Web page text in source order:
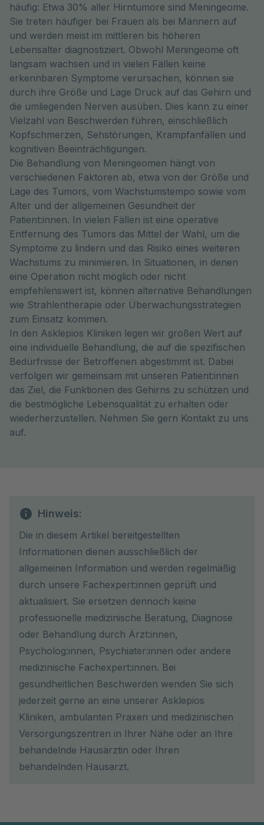
häufig: Etwa 30% aller Hirntumore sind Meningeome.
Sie treten häufiger bei Frauen als bei Männern auf
und werden meist im mittleren bis höheren
Lebensalter diagnostiziert. Obwohl Meningeome oft
langsam wachsen und in vielen Fällen keine
erkennbaren Symptome verursachen, können sie
durch ihre Größe und Lage Druck auf das Gehirn und
die umliegenden Nerven ausüben. Dies kann zu einer
Vielzahl von Beschwerden führen, einschließlich
Kopfschmerzen, Sehstörungen, Krampfanfällen und
kognitiven Beeinträchtigungen.
Die Behandlung von Meningeomen hängt von
verschiedenen Faktoren ab, etwa von der Größe und
Lage des Tumors, vom Wachstumstempo sowie vom
Alter und der allgemeinen Gesundheit der
Patient:innen. In vielen Fällen ist eine operative
Entfernung des Tumors das Mittel der Wahl, um die
Symptome zu lindern und das Risiko eines weiteren
Wachstums zu minimieren. In Situationen, in denen
eine Operation nicht möglich oder nicht
empfehlenswert ist, können alternative Behandlungen
wie Strahlentherapie oder Überwachungsstrategien
zum Einsatz kommen.
In den Asklepios Kliniken legen wir großen Wert auf
eine individuelle Behandlung, die auf die spezifischen
Bedürfnisse der Betroffenen abgestimmt ist. Dabei
verfolgen wir gemeinsam mit unseren Patient:innen
das Ziel, die Funktionen des Gehirns zu schützen und
die bestmögliche Lebensqualität zu erhalten oder
wiederherzustellen. Nehmen Sie gern Kontakt zu uns
auf.
Hinweis:
Die in diesem Artikel bereitgestellten
Informationen dienen ausschließlich der
allgemeinen Information und werden regelmäßig
durch unsere Fachexpert:innen geprüft und
aktualisiert. Sie ersetzen dennoch keine
professionelle medizinische Beratung, Diagnose
oder Behandlung durch Ärzt:innen,
Psycholog:innen, Psychiater:innen oder andere
medizinische Fachexpert:innen. Bei
gesundheitlichen Beschwerden wenden Sie sich
jederzeit gerne an eine unserer Asklepios
Kliniken, ambulanten Praxen und medizinischen
Versorgungszentren in Ihrer Nähe oder an Ihre
behandelnde Hausärztin oder Ihren
behandelnden Hausarzt.